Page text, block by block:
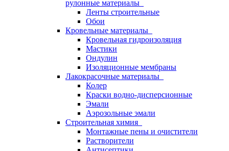
рулонные материалы
Ленты строительные
Обои
Кровельные материалы
Кровельная гидроизоляция
Мастики
Ондулин
Изоляционные мембраны
Лакокрасочные материалы
Колер
Краски водно-дисперсионные
Эмали
Аэрозольные эмали
Строительная химия
Монтажные пены и очистители
Растворители